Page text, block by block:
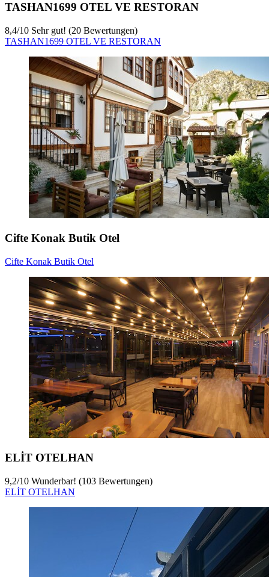
TASHAN1699 OTEL VE RESTORAN
8,4/10 Sehr gut! (20 Bewertungen)
TASHAN1699 OTEL VE RESTORAN
Cifte Konak Butik Otel
Cifte Konak Butik Otel
ELİT OTELHAN
9,2/10 Wunderbar! (103 Bewertungen)
ELİT OTELHAN